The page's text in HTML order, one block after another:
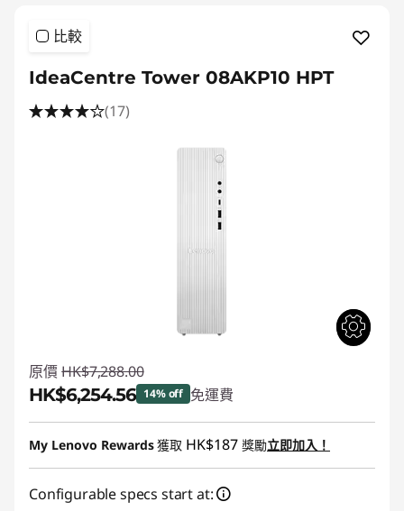
比較
IdeaCentre Tower 08AKP10 HPT
(17)
原價 HK$7,288.00
HK$6,254.56 14% off 免運費
即省 :-HK$1,033.44
My Lenovo Rewards獲取 HK$187 獎勵立即加入！
Configurable specs start at: